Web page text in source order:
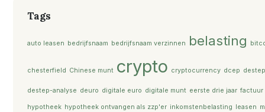
Tags
auto leasen bedrijfsnaam bedrijfsnaam verzinnen belasting
chesterfield Chinese munt crypto cryptocurrency dcep destep
destep-analyse deuro digitale euro digitale munt eerste drie jaar factuur
hypotheek hypotheek ontvangen als zzp'er inkomstenbelasting leasen